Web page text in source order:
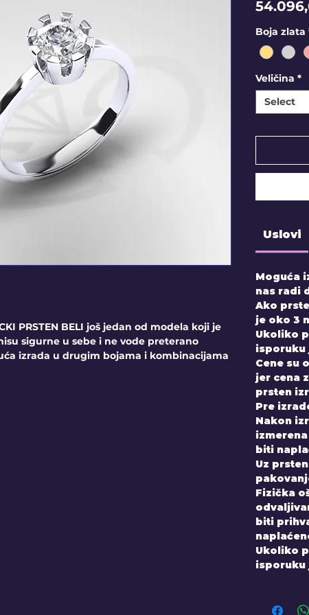
PRSTEN BELI još jedan od modela koji je
sigurne u sebe i ne vode preterano
izrada u drugim bojama i kombinacijama
Boja zlata
Veličina *
Select
Uslovi
Moguća
nas radi
Ako
je oko 3
Ukoliko
isporuku
Cene su
jer cena
prsten
Pre
Nakon
biti
Uz
Fizička
biti
Ukoliko
isporuku